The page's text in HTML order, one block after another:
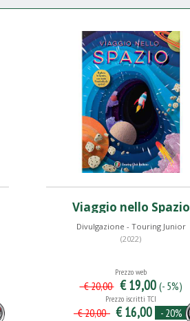
Viaggio nello Spazio
Divulgazione - Touring Junior
(2022)
Prezzo web
€ 20,00 € 19,00 (- 5%)
Prezzo iscritti TCI
€ 20,00 € 16,00 - 20%